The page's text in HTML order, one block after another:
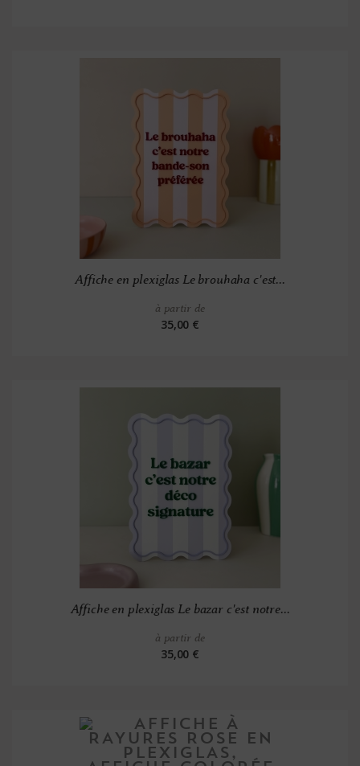
Affiche en plexiglas Le brouhaha c'est...
à partir de
35,00 €
Affiche en plexiglas Le bazar c'est notre...
à partir de
35,00 €